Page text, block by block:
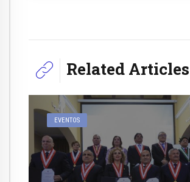
Related Articles
EVENTOS